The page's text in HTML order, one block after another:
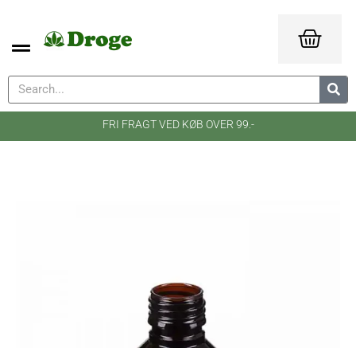
FRI FRAGT VED KØB OVER 99.-